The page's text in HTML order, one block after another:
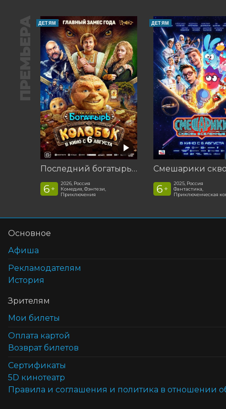
ПРЕМЬЕРА ДЕТЯМ
Последний богатырь. Колобок
6 +
2026, Россия
Комедия, Фэнтези,
Приключения
ДЕТЯМ
6 +
2025, Россия
Фантастика,
Приключенческая
Основное
Афиша
Рекламодателям
История
Зрителям
Мои билеты
Оплата картой
Возврат билетов
Cертификаты
5D кинотеатр
Правила и соглашения и политика в отношении